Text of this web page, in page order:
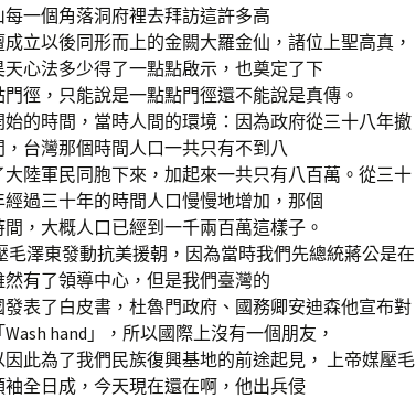
一個角落洞府裡去拜訪這許多高
立以後同形而上的金闕大羅金仙，諸位上聖高真，
心法多少得了一點點啟示，也奠定了下
徑，只能說是一點點門徑還不能說是真傳。
的時間，當時人間的環境：因為政府從三十八年撤
台灣那個時間人口一共只有不到八
陸軍民同胞下來，加起來一共只有八百萬。從三十
過三十年的時間人口慢慢地增加，那個
，大概人口已經到一千兩百萬這樣子。
毛澤東發動抗美援朝，因為當時我們先總統蔣公是在
有了領導中心，但是我們臺灣的
表了白皮書，杜魯門政府、國務卿安迪森他宣布對
hand」，所以國際上沒有一個朋友，
此為了我們民族復興基地的前途起見， 上帝媒壓毛
全日成，今天現在還在啊，他出兵侵